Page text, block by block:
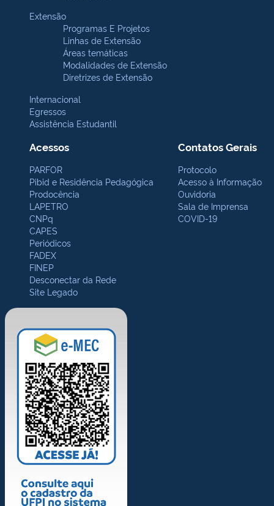
Extensão
Programas E Projetos
Linhas de Extensão
Áreas temáticas
Modalidades de Extensão
Diretrizes de Extensão
Internacional
Egressos
Assistência Estudantil
Acessos
PARFOR
Pibid e Residência Pedagógica
Prodocência
LAPETRO
CNPq
CAPES
Periódicos
FADEX
FINEP
Desconectar da Rede
Site Legado
Contatos Gerais
Protocolo
Acesso à Informação
Ouvidoria
Sala de Imprensa
COVID-19